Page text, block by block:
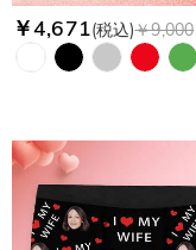
￥4,671(税込)￥9,000